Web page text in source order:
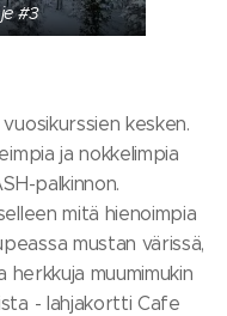
#3
kesken.
ja nokkelimpia
palkinnon.
mitä hienoimpia
mustan värissä,
herkkuja muumimukin
- lahjakortti Cafe